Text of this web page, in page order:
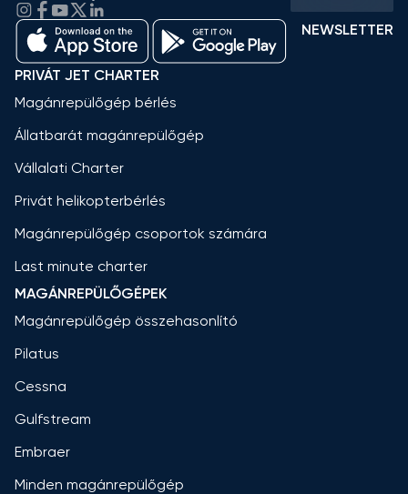
NEWSLETTER
PRIVÁT JET CHARTER
Magánrepülőgép bérlés
Állatbarát magánrepülőgép
Vállalati Charter
Privát helikopterbérlés
Magánrepülőgép csoportok számára
Last minute charter
MAGÁNREPÜLŐGÉPEK
Magánrepülőgép összehasonlító
Pilatus
Cessna
Gulfstream
Embraer
Minden magánrepülőgép